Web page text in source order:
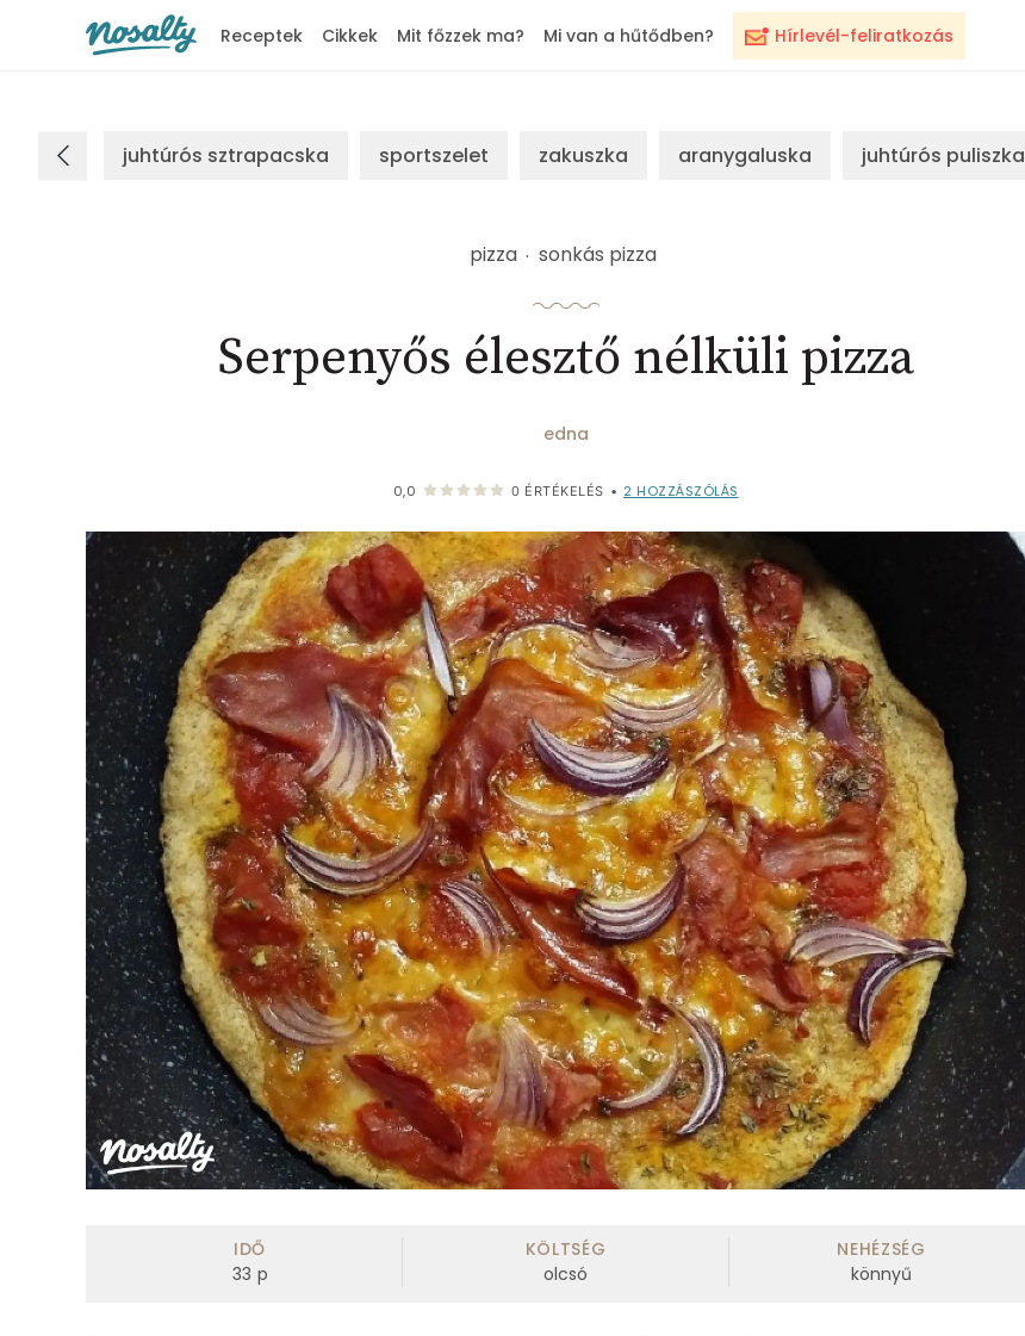
Hírlevél-feliratkozás
Receptek Cikkek Mit főzzek ma? Mi van a hűtődben?
juhtúrós sztrapacska sportszelet zakuszka aranygaluska juhtúrós puliszka
pizza sonkás pizza
Serpenyős élesztő nélküli pizza
edna
0,0 0 ÉRTÉKELÉS • 2 HOZZÁSZÓLÁS
IDŐ
33 p
KÖLTSÉG
olcsó
NEHÉZSÉG
könnyű